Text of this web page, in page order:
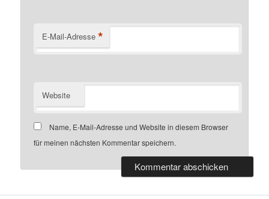
E-Mail-Adresse *
Website
Name, E-Mail-Adresse und Website in diesem Browser
für meinen nächsten Kommentar speichern.